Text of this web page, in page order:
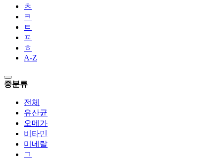
ㅊ
ㅋ
ㅌ
ㅍ
ㅎ
A-Z
중분류
전체
유산균
오메가
비타민
미네랄
ㄱ